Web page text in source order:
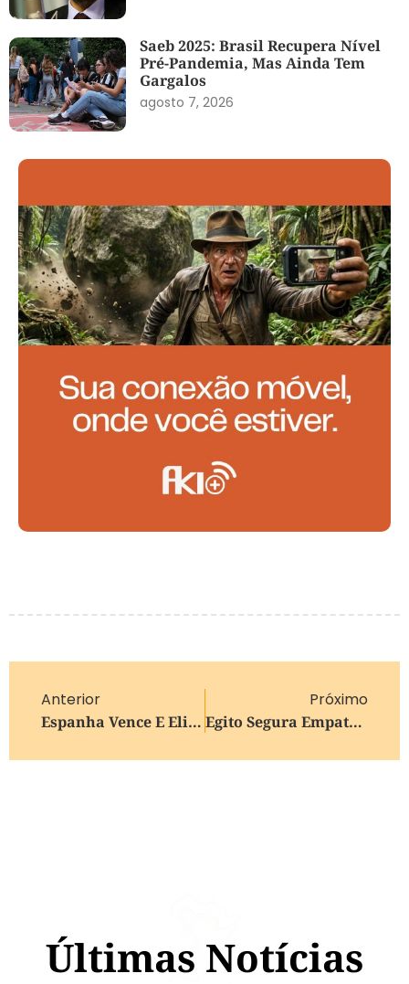
Saeb 2025: Brasil Recupera Nível
Pré-Pandemia, Mas Ainda Tem
Gargalos
agosto 7, 2026
Anterior
Espanha Vence E Elimina Uruguai
Próximo
Egito Segura Empate E Forte Pressão Do Irã Após Carimbar Vaga Inédita
Últimas Notícias